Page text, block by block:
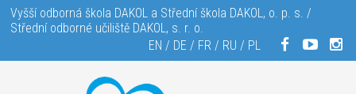
Vyšší odborná škola DAKOL a Střední škola DAKOL, o. p. s. /
Střední odborné učiliště DAKOL, s. r. o.
EN / DE / FR/ RU / PL